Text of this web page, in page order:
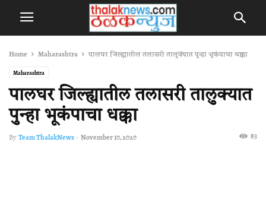
Home Maharashtra पालघर जिल्ह्यातील तलासरी तालुक्यात पुन्हा भूकंपाचा धक्का
Maharashtra
पालघर जिल्ह्यातील तलासरी तालुक्यात
पुन्हा भूकंपाचा धक्का
By Team ThalakNews- November 10, 2020 83